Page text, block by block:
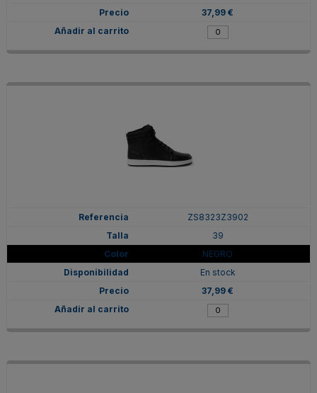
37,99 €
ZS8323Z3902
39
NEGRO
En stock
37,99 €